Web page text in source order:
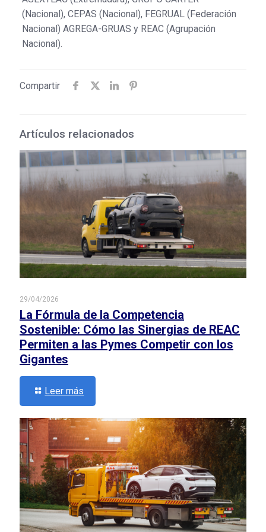
(Nacional), CEPAS (Nacional), FEGRUAL (Federación
Nacional) AGREGA-GRUAS y REAC (Agrupación
Nacional).
Compartir
Artículos relacionados
29/04/2026
La Fórmula de la Competencia
Sostenible: Cómo las Sinergias de REAC
Permiten a las Pymes Competir con los
Gigantes
Leer más